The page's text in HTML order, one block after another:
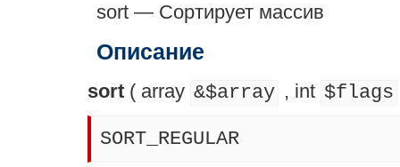
sort — Сортирует массив
Описание
sort ( array &$array , int $flags
SORT_REGULAR